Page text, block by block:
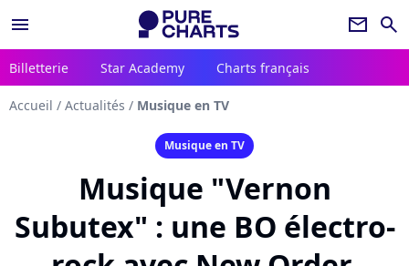
menu newsletter search
Billetterie Star Academy Charts français
Accueil / Actualités / Musique en TV
Musique en TV
Musique "Vernon
Subutex" : une BO électro-